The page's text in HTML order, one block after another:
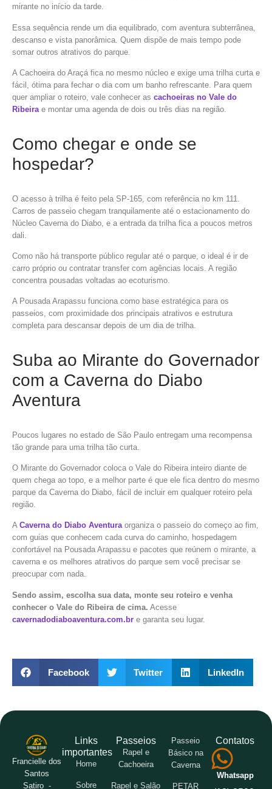
mirante no início da tarde.
Essa sequência rende um dia equilibrado, com aventura subterrânea,
descanso e vista panorâmica. Quem dispõe de mais tempo pode
somar outros atrativos do parque.
A Cachoeira do Araçá fica no mesmo núcleo e exige uma trilha curta e
fácil, ótima para fechar o dia com um banho refrescante. Para quem
quer ampliar o roteiro, vale conhecer as cachoeiras no Vale do
Ribeirae montar uma agenda de dois ou três dias na região.
Como chegar e onde se
hospedar?
O acesso à trilha é feito pela SP-165, com referência no km 111.
Carros de passeio chegam tranquilamente até o estacionamento do
Núcleo Caverna do Diabo, e a entrada da trilha fica a poucos metros
dali.
Como não há transporte público regular até o parque, o ideal é ir de
carro próprio ou contratar transfer com agências locais. A região
concentra pousadas voltadas ao ecoturismo.
A Pousada Arapassu funciona como base estratégica para os
passeios, com proximidade dos principais atrativos e estrutura
completa para descansar depois de um dia de trilha.
Suba ao Mirante do Governador
com a Caverna do Diabo
Aventura
Poucos lugares no estado de São Paulo entregam uma recompensa
tão grande para uma trilha tão curta.
O Mirante do Governador coloca o Vale do Ribeira inteiro diante de
quem chega ao topo, e a melhor parte é que ele fica dentro do mesmo
parque da Caverna do Diabo, fácil de incluir em qualquer roteiro pela
região.
A Caverna do Diabo Aventuraorganiza o passeio do começo ao fim,
com guias que conhecem cada curva do caminho, hospedagem
confortável na Pousada Arapassu e pacotes que reúnem o mirante, a
caverna e os melhores atrativos do parque sem você precisar se
preocupar com nada.
Sendo assim, escolha sua data, monte seu roteiro e venha
conhecer o Vale do Ribeira de cima. Acesse
cavernadodiaboaventura.com.br e garanta seu lugar.
Facebook Twitter LinkedIn
Francielle dos
Santos
Satiro -
Links
importantes
Home
Sobre
Passeios
Rapel e
Cachoeira
Rapel e Salão
Passeio
Básico na
Caverna
PETAR
Contatos
Whatsapp